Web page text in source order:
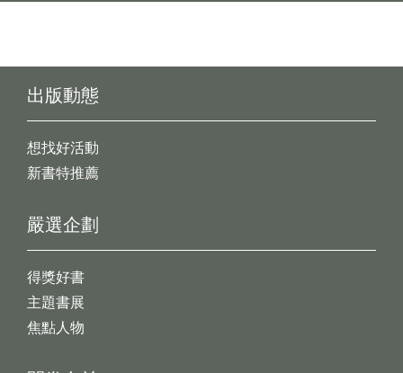
出版動態
想找好活動
新書特推薦
嚴選企劃
得獎好書
主題書展
焦點人物